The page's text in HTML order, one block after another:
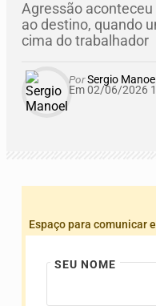
Agressão
ao destino, quando
cima do trabalhador
PorSergio Manoel
Em 02/06/2026
Espaço para comunicar
SEU NOME